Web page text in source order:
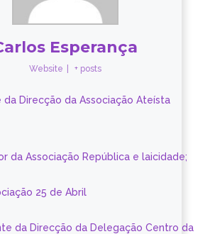
Esperança
Website + posts
da Direcção da Associação Ateísta
da Associação República e laicidade;
25 de Abril
da Direcção da Delegação Centro da